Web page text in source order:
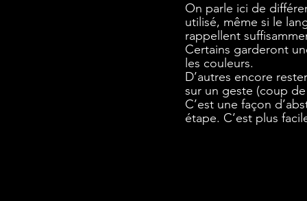
On parle ici de
utilisé, même si le
rappellent
Certains garderont
les couleurs.
D’autres encore
sur un geste (coup
C’est une façon
étape. C’est plus